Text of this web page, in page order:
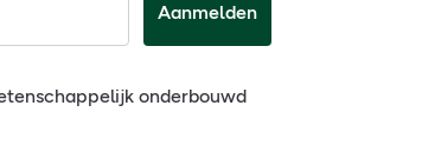
Aanmelden
onderbouwd